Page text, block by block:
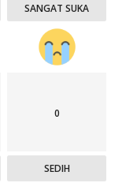
SANGAT SUKA
0
SEDIH